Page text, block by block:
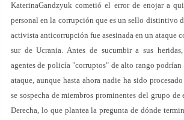
KaterinaGandzyuk cometió el error de enojar a
personal en la corrupción que es un sello distintivo
activista anticorrupción fue asesinada en un ataque
sur de Ucrania. Antes de sucumbir a sus
agentes de policía "corruptos" de alto rango podrían
ataque, aunque hasta ahora nadie ha sido
se sospecha de miembros prominentes del grupo de
Derecha, lo que plantea la pregunta de dónde